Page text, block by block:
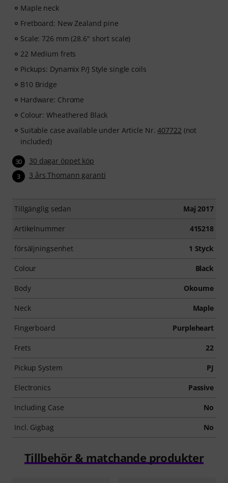
exercises that help every bassist grow — from
lessons, play-along tracks, technique workouts and
musical concepts that will take your bass playing to the
next level.
After your order has been shipped, you will
automatically receive the activation code via email. The
subscription ends automatically after expiration.
Maple neck
Fretboard: New Zealand pine
Scale: 726 mm (28.6" short scale)
22 Medium frets
Pickups: Dynamix P/J Style single coils
B10 Bridge
Hardware: Chrome
Colour: Wheathered Black
Suitable case available under Article Nr.407722 (not
included)
30 30 dagar öppet köp
3 3 års Thomann garanti
Tillgänglig sedan Maj 2017
Artikelnummer 415218
försäljningsenhet 1 Styck
Colour Black
Body Okoume
Neck Maple
Fingerboard Purpleheart
Frets 22
Pickup System PJ
Electronics Passive
Including Case No
Incl. Gigbag No
Tillbehör & matchande produkter